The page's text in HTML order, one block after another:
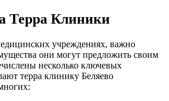
Терра Клиники
учреждениях, важно
они могут предложить своим
несколько ключевых
терра клинику Беляево